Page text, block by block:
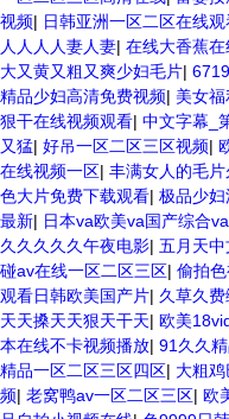
视频| 日韩亚洲一区二区在线观
人人人人妻人妻| 在线大香蕉
大又黄又粗又爽少妇毛片|
精品少妇高清免费视频| 美女
狠干在线视频观看| 中文字幕_
又猛| 好吊一区二区三区视频|
在线视频一区| 丰满女人的毛片
色大片免费下载观看| 极品少
最新| 日本va欧美va国产综合va
久久久久久午夜电影| 五月天中
碰av在线一区二区三区| 偷拍
观看日韩欧美国产片| 久草久
天天搡天天狠天干天| 欧美
本在线不卡视频播放| 91久久
精品一区二区三区四区| 大粗
频| 老窝鸭av一区二区三区| 欧